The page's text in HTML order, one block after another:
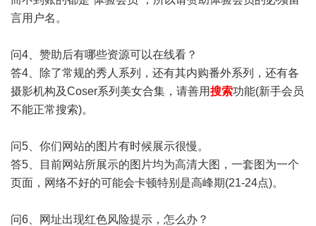
言用户名。
问4、赞助后有哪些资源可以在线看？
答4、除了常规的秀人系列，还有其内购番外系列，还有各
摄影机构及Coser系列美女合集，请善用搜索功能(新手会员
不能正常搜索)。
问5、你们网站的图片有时候展示很慢。
答5、目前网站所展示的图片均为高清大图，一套图为一个
页面，网络不好的可能会卡顿特别是高峰期(21-24点)。
问6、网址出现红色风险提示，怎么办？